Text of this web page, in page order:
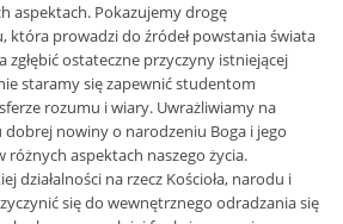
aspektach. Pokazujemy drogę
która prowadzi do źródeł powstania świata
zgłębić ostateczne przyczyny istniejącej
staramy się zapewnić studentom
rozumu i wiary. Uwrażliwiamy na
dobrej nowiny o narodzeniu Boga i jego
różnych aspektach naszego życia.
działalności na rzecz Kościoła, narodu i
się do wewnętrznego odradzania się